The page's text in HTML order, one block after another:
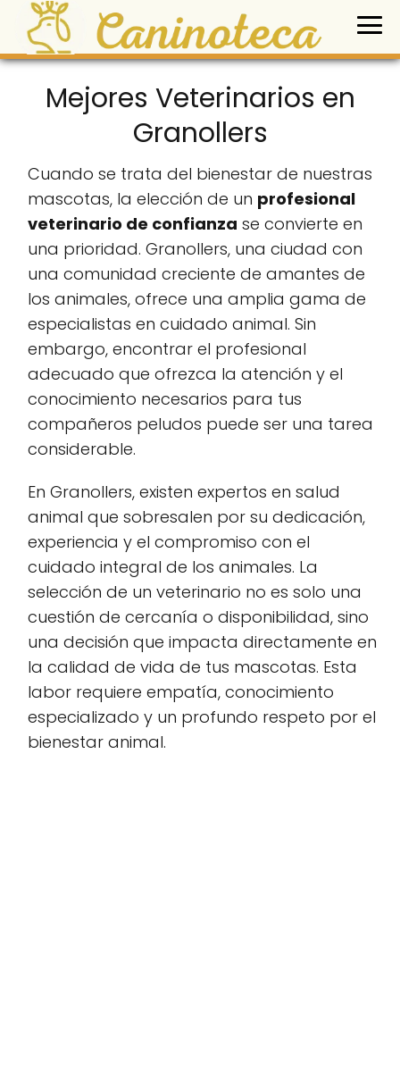
Mejores Veterinarios en
Granollers
Cuando se trata del bienestar de nuestras
mascotas, la elección de un profesional
veterinario de confianza se convierte en
una prioridad. Granollers, una ciudad con
una comunidad creciente de amantes de
los animales, ofrece una amplia gama de
especialistas en cuidado animal. Sin
embargo, encontrar el profesional
adecuado que ofrezca la atención y el
conocimiento necesarios para tus
compañeros peludos puede ser una tarea
considerable.
En Granollers, existen expertos en salud
animal que sobresalen por su dedicación,
experiencia y el compromiso con el
cuidado integral de los animales. La
selección de un veterinario no es solo una
cuestión de cercanía o disponibilidad, sino
una decisión que impacta directamente en
la calidad de vida de tus mascotas. Esta
labor requiere empatía, conocimiento
especializado y un profundo respeto por el
bienestar animal.